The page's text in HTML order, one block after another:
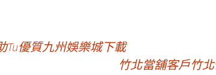
Tu優質九州娛樂城下載
竹北當舖客戶竹